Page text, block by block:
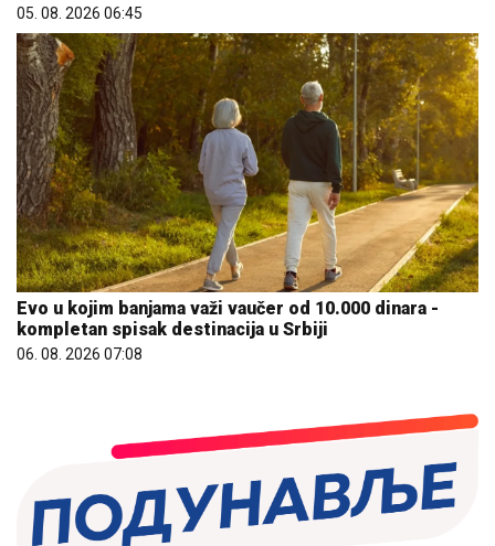
05. 08. 2026 06:45
Evo u kojim banjama važi vaučer od 10.000 dinara -
kompletan spisak destinacija u Srbiji
06. 08. 2026 07:08